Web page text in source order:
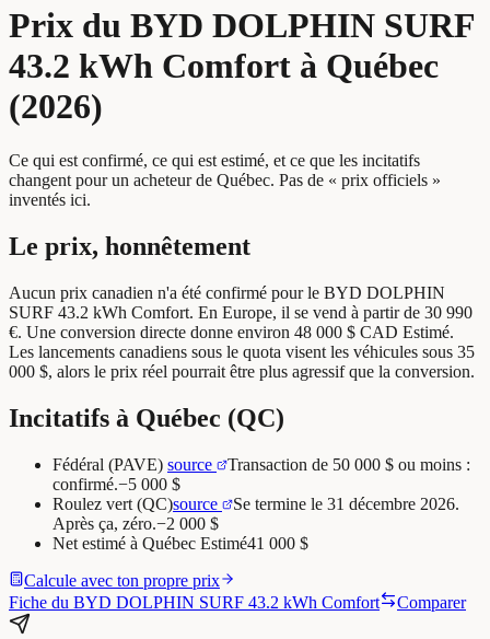
Prix du BYD DOLPHIN SURF
43.2 kWh Comfort à Québec
(2026)
Ce qui est confirmé, ce qui est estimé, et ce que les incitatifs
changent pour un acheteur de Québec. Pas de « prix officiels »
inventés ici.
Le prix, honnêtement
Aucun prix canadien n'a été confirmé pour le BYD DOLPHIN
SURF 43.2 kWh Comfort. En Europe, il se vend à partir de 30 990
€. Une conversion directe donne environ 48 000 $ CAD Estimé.
Les lancements canadiens sous le quota visent les véhicules sous 35
000 $, alors le prix réel pourrait être plus agressif que la conversion.
Incitatifs à Québec (QC)
Fédéral (PAVE) source
Transaction de 50 000 $ ou moins :
confirmé.−5 000 $
Roulez vert (QC)source
Se termine le 31 décembre 2026.
Après ça, zéro.−2 000 $
Net estimé à Québec Estimé41 000 $
Calcule avec ton propre prix
Fiche du BYD DOLPHIN SURF 43.2 kWh Comfort
Comparer